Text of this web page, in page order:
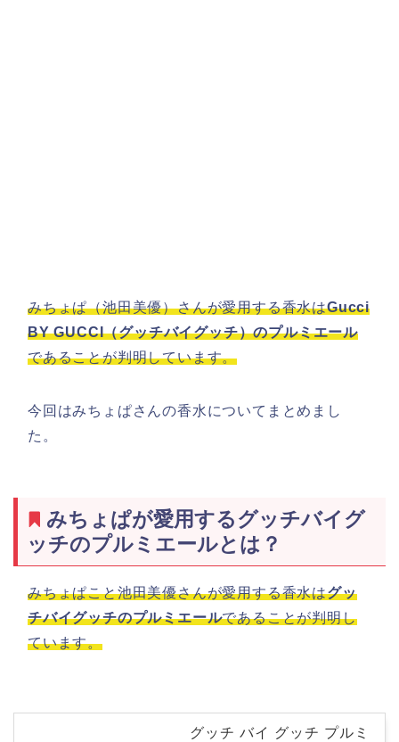
みちょぱ（池田美優）さんが愛用する香水はGucci
BY GUCCI（グッチバイグッチ）のプルミエール
であることが判明しています。
今回はみちょぱさんの香水についてまとめまし
た。
みちょぱが愛用するグッチバイグ
ッチのプルミエールとは？
みちょぱこと池田美優さんが愛用する香水はグッ
チバイグッチのプルミエールであることが判明し
ています。
グッチ バイ グッチ プルミ